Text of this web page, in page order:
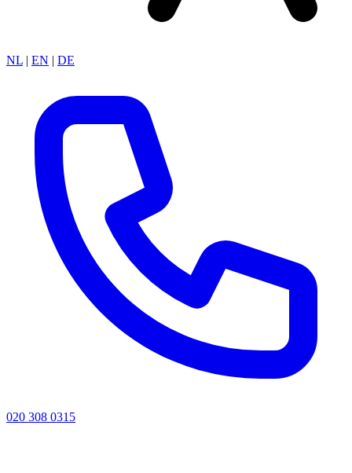
NL | EN | DE
020 308 0315